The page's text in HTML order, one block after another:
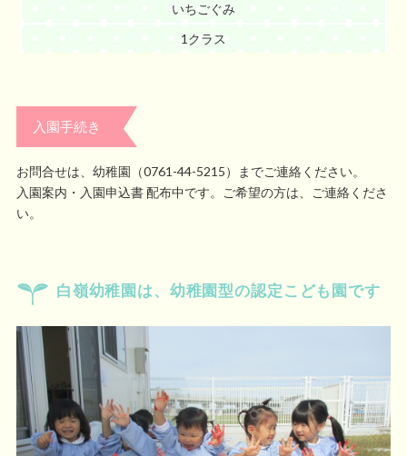
いちごぐみ
1クラス
入園手続き
お問合せは、幼稚園（0761-44-5215）までご連絡ください。
入園案内・入園申込書 配布中です。ご希望の方は、ご連絡くださ
い。
白嶺幼稚園は、幼稚園型の認定こども園です